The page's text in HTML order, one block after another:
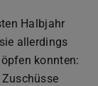
Halbjahr
allerdings
konnten: